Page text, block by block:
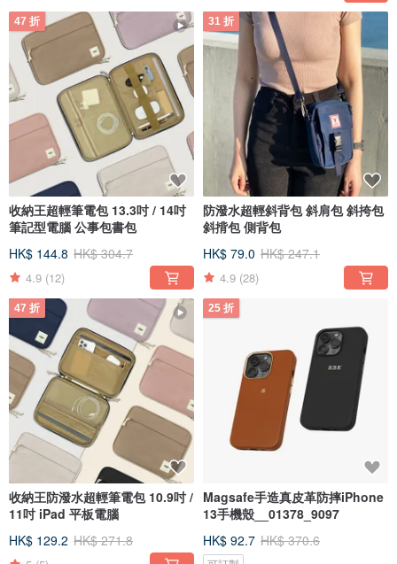
47 折
收納王超輕筆電包 13.3吋 / 14吋
筆記型電腦 公事包書包
HK$ 144.8 HK$ 304.7
4.9 (12)
31 折
防潑水超輕斜背包 斜肩包 斜挎包
斜揹包 側背包
HK$ 79.0 HK$ 247.1
4.9 (28)
47 折
收納王防潑水超輕筆電包 10.9吋 /
11吋 iPad 平板電腦
HK$ 129.2 HK$ 271.8
25 折
Magsafe手造真皮革防摔iPhone
13手機殼__01378_9097
HK$ 92.7 HK$ 370.6